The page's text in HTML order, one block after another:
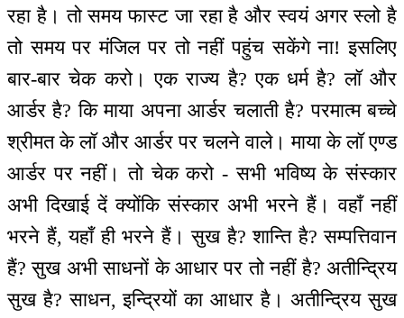
रहा है। तो समय फास्ट जा रहा है और स्वयं अगर स्लो है
तो समय पर मंजिल पर तो नहीं पहुंच सकेंगे ना! इसलिए
बार-बार चेक करो। एक राज्य है? एक धर्म है? लॉ और
आर्डर है? कि माया अपना आर्डर चलाती है? परमात्म बच्चे
श्रीमत के लॉ और आर्डर पर चलने वाले। माया के लॉ एण्ड
आर्डर पर नहीं। तो चेक करो - सभी भविष्य के संस्कार
अभी दिखाई दें क्योंकि संस्कार अभी भरने हैं। वहाँ नहीं
भरने हैं, यहाँ ही भरने हैं। सुख है? शान्ति है? सम्पत्तिवान
हैं? सुख अभी साधनों के आधार पर तो नहीं है? अतीन्द्रिय
सुख है? साधन, इन्द्रियों का आधार है। अतीन्द्रिय सुख